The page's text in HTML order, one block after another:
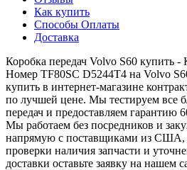
Как купить
Способы Оплаты
Доставка
Коробка передач Volvo S60 купить
Номер TF80SC D5244T4 на Volvo
купить в интернет-магазине
по лучшей цене. Мы тестируем все
передач и предоставляем гарантию
Мы работаем без посредников и
напрямую с поставщиками из
проверки наличия запчасти и
доставки оставьте заявку на нашем